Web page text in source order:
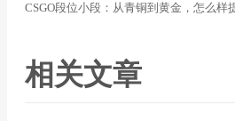
CSGO段位小段：从青铜到黄金，怎么样
相关文章